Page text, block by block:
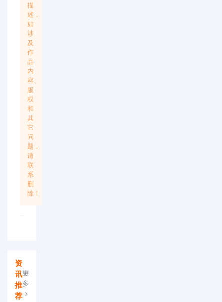
描
述，
如
涉
及
作
品
内
容、
版
权
和
其
它
问
题，
请
联
系
删
除！
资
讯
推
荐
更
多